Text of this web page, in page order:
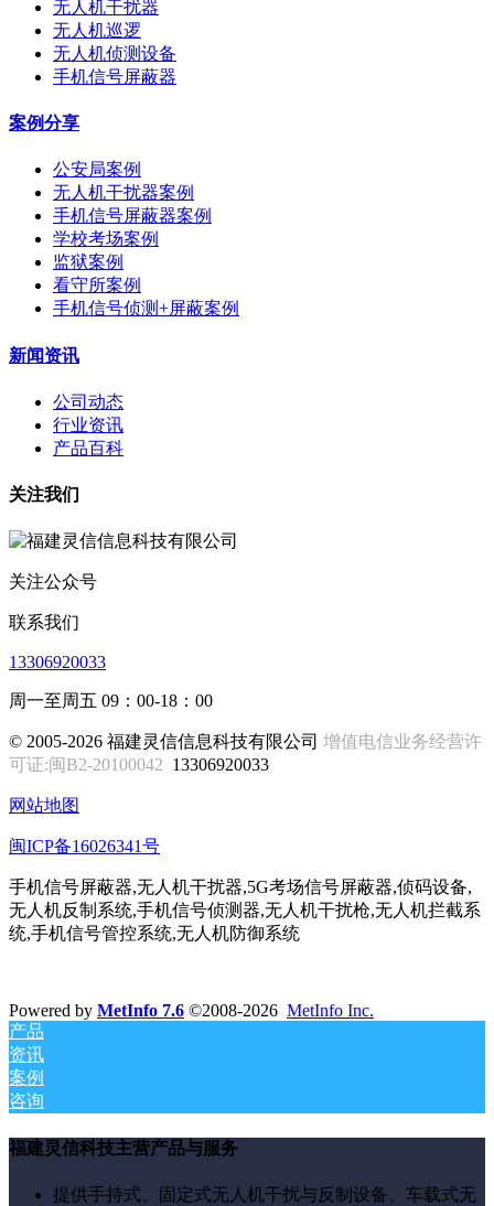
无人机干扰器
无人机巡逻
无人机侦测设备
手机信号屏蔽器
案例分享
公安局案例
无人机干扰器案例
手机信号屏蔽器案例
学校考场案例
监狱案例
看守所案例
手机信号侦测+屏蔽案例
新闻资讯
公司动态
行业资讯
产品百科
关注我们
关注公众号
联系我们
13306920033
周一至周五 09：00-18：00
© 2005-2026 福建灵信信息科技有限公司 增值电信业务经营许
可证:闽B2-20100042 13306920033
网站地图
闽ICP备16026341号
手机信号屏蔽器,无人机干扰器,5G考场信号屏蔽器,侦码设备,
无人机反制系统,手机信号侦测器,无人机干扰枪,无人机拦截系
统,手机信号管控系统,无人机防御系统
Powered by MetInfo 7.6 ©2008-2026 MetInfo Inc.
产品
资讯
案例
咨询
福建灵信科技主营产品与服务
提供手持式、固定式无人机干扰与反制设备、车载式无